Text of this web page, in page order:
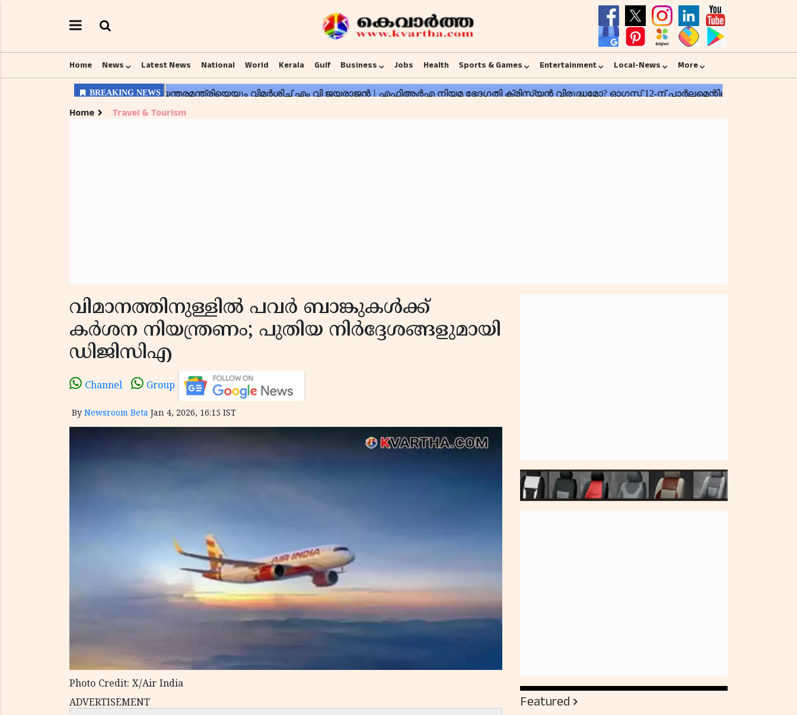
Home News Latest News National World Kerala Gulf Business Jobs Health Sports & Games Entertainment Local-News More
Home Travel & Tourism
വിമാനത്തിനുള്ളിൽ പവർ ബാങ്കുകൾക്ക്
കർശന നിയന്ത്രണം; പുതിയ നിർദ്ദേശങ്ങളുമായി
ഡിജിസിഎ
Channel Group
By Newsroom Beta Jan 4, 2026, 16:15 IST
Photo Credit: X/Air India
ADVERTISEMENT
Featured